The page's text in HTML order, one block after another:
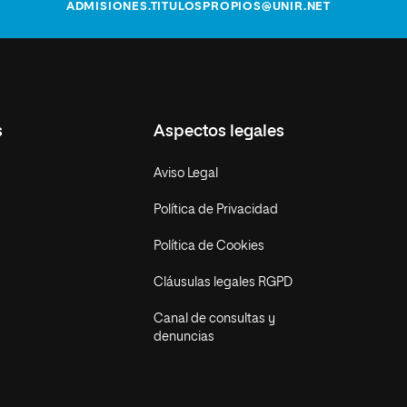
ADMISIONES.TITULOSPROPIOS@UNIR.NET
Aspectos legales
Aviso Legal
Política de Privacidad
Política de Cookies
Cláusulas legales RGPD
Canal de consultas y
denuncias